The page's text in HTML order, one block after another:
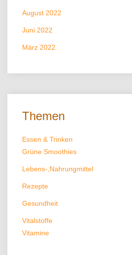
August 2022
Juni 2022
März 2022
Themen
Essen & Trinken
Grüne Smoothies
Lebens-,Nahrungmittel
Rezepte
Gesundheit
Vitalstoffe
Vitamine